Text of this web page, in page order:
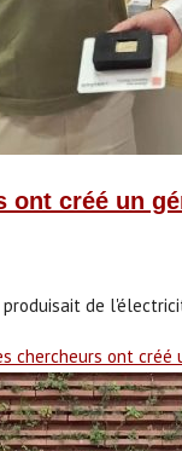
ont créé un
de
chercheurs ont